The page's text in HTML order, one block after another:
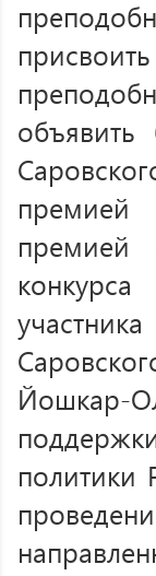
премией
премией
участника
Йошкар-
политики